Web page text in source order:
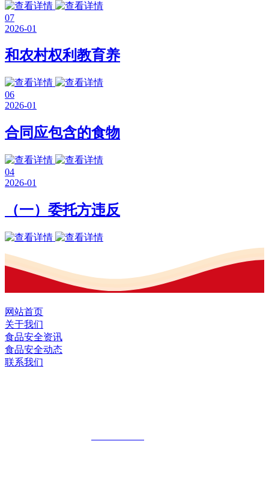
07
2026-01
和农村权利教育养
06
2026-01
合同应包含的食物
04
2026-01
（一）委托方违反
网站首页
关于我们
食品安全资讯
食品安全动态
联系我们